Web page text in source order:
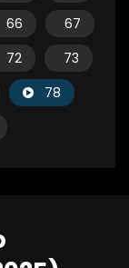
66
67
72
73
78